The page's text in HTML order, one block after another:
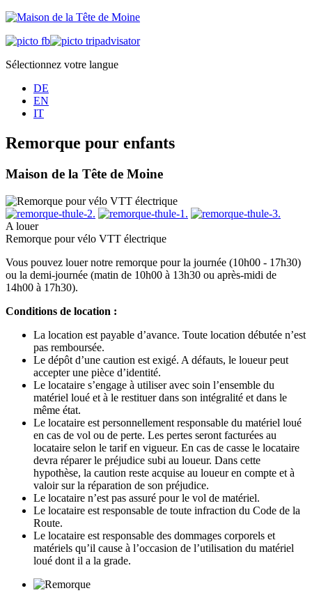
Sélectionnez votre langue
DE
EN
IT
Remorque pour enfants
Maison de la Tête de Moine
A louer
Remorque pour vélo VTT électrique
Vous pouvez louer notre remorque pour la journée (10h00 - 17h30)
ou la demi-journée (matin de 10h00 à 13h30 ou après-midi de
14h00 à 17h30).
Conditions de location :
La location est payable d’avance. Toute location débutée n’est
pas remboursée.
Le dépôt d’une caution est exigé. A défauts, le loueur peut
accepter une pièce d’identité.
Le locataire s’engage à utiliser avec soin l’ensemble du
matériel loué et à le restituer dans son intégralité et dans le
même état.
Le locataire est personnellement responsable du matériel loué
en cas de vol ou de perte. Les pertes seront facturées au
locataire selon le tarif en vigueur. En cas de casse le locataire
devra réparer le préjudice subi au loueur. Dans cette
hypothèse, la caution reste acquise au loueur en compte et à
valoir sur la réparation de son préjudice.
Le locataire n’est pas assuré pour le vol de matériel.
Le locataire est responsable de toute infraction du Code de la
Route.
Le locataire est responsable des dommages corporels et
matériels qu’il cause à l’occasion de l’utilisation du matériel
loué dont il a la grade.